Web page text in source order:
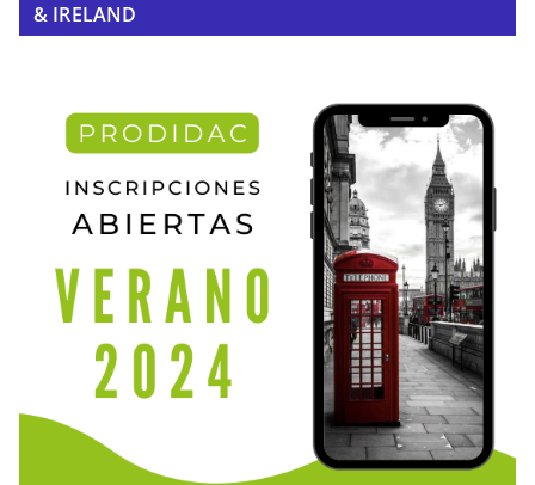
& IRELAND